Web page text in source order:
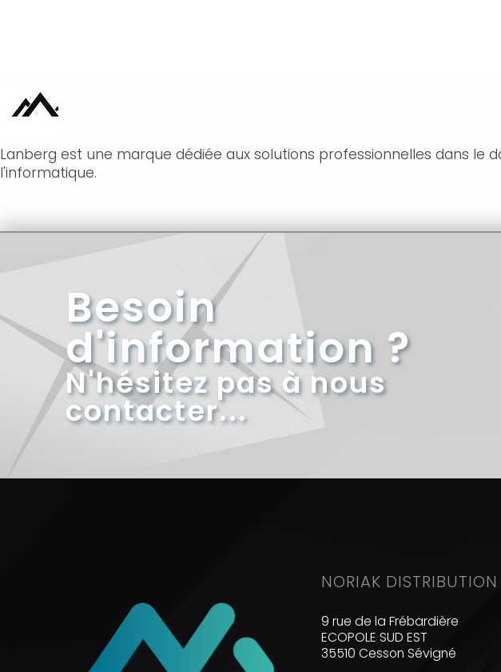
Lanberg est une marque dédiée aux solutions professionnelles dans
l'informatique.
Besoin
d'information ?
N'hésitez pas à nous
contacter...
NORIAK DISTRIBUTION
9 rue de la Frébardière
ECOPOLE SUD EST
35510 Cesson Sévigné